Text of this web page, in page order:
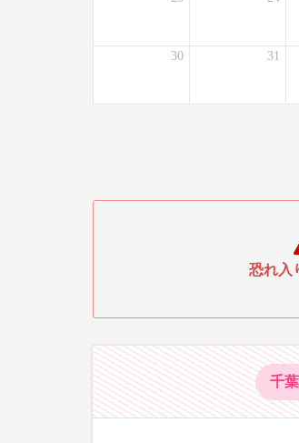
30 31
恐れ入
千葉